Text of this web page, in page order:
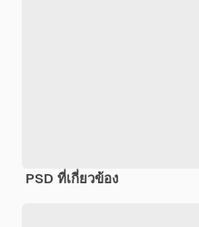
PSD ที่เกี่ยวข้อง